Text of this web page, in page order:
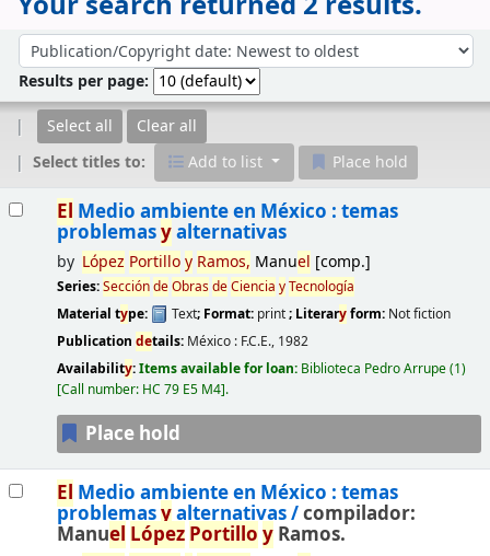
Sort by:
Results per page:
Select all
Clear all
Select titles to:
Add to list Place hold
El Medio ambiente en México : temas
problemasyalternativas
by López Portilloy Ramos, Manuel [comp.]
Series:SeccióndeObrasdeCiencia yTecnología
Material type: Text; Format: print; Literaryform: Not fiction
Publication details: México : F.C.E., 1982
Availability:Items available for loan: Biblioteca Pedro Arrupe(1)
Call number: HC 79 E5 M4 .
Place hold
El Medio ambiente en México : temas
problemasyalternativas /compilador:
Manuel López Portillo yRamos.